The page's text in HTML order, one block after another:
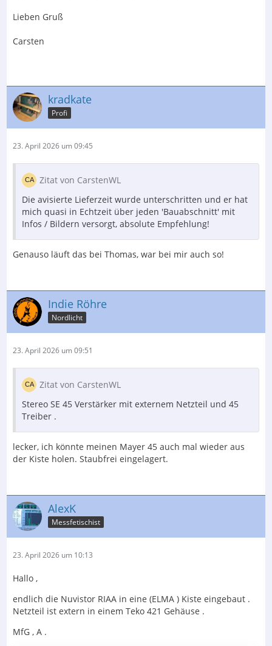
Lieben Gruß
Carsten
kradkate
Profi
23. April 2026 um 09:45
Zitat von CarstenWL
Die avisierte Lieferzeit wurde unterschritten und er hat
mich quasi in Echtzeit über jeden 'Bauabschnitt' mit
Infos / Bildern versorgt, absolute Empfehlung!
Genauso läuft das bei Thomas, war bei mir auch so!
Indie Röhre
Nordlicht
23. April 2026 um 09:51
Zitat von CarstenWL
Stereo SE 45 Verstärker mit externem Netzteil und 45
Treiber .
lecker, ich könnte meinen Mayer 45 auch mal wieder aus
der Kiste holen. Staubfrei eingelagert.
AlexK
Messfetischist
23. April 2026 um 10:13
Hallo ,
endlich die Nuvistor RIAA in eine (ELMA ) Kiste eingebaut .
Netzteil ist extern in einem Teko 421 Gehäuse .
MfG , A .